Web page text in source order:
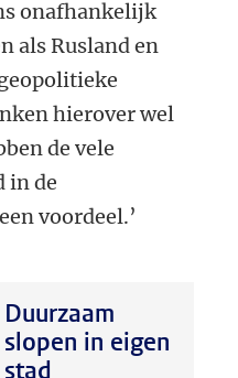
onafhankelijk
als Rusland en
hierover wel
de vele
in de
voordeel.’
Duurzaam
slopen in eigen
stad